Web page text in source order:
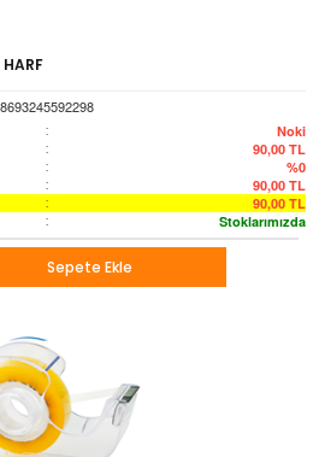
8693245592298
: Noki
: 90,00 TL
: %0
: 90,00 TL
: 90,00 TL
: Stoklarımızda
Sepete Ekle